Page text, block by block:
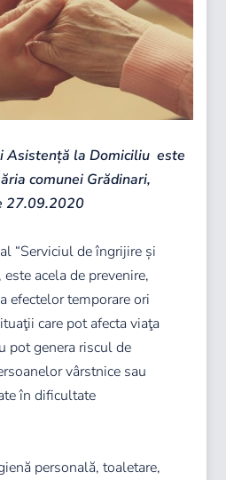
Asistență la Domiciliu este
comunei Grădinari,
27.09.2020
“Serviciul de îngrijire și
acela de prevenire,
efectelor temporare ori
care pot afecta viaţa
pot genera riscul de
vârstnice sau
în dificultate
personală, toaletare,